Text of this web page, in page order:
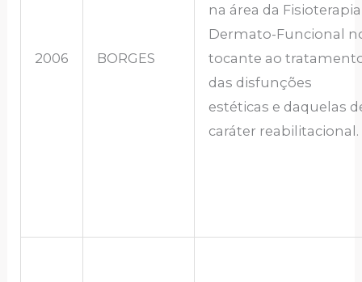
2006 BORGES
na área da Fisioterapia
Dermato-Funcional
tocante ao
das disfunções
estéticas e daquelas
caráter reabilitacional.